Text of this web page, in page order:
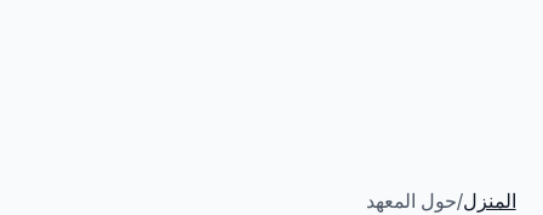
المنزل/حول المعهد